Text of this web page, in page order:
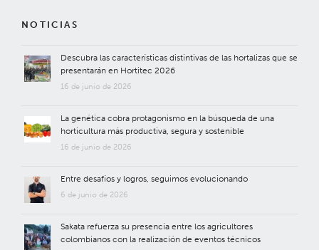
NOTICIAS
Descubra las características distintivas de las hortalizas que se
presentarán en Hortitec 2026
16 de junio de 2026
La genética cobra protagonismo en la búsqueda de una
horticultura más productiva, segura y sostenible
16 de junio de 2026
Entre desafíos y logros, seguimos evolucionando
6 de junio de 2026
Sakata refuerza su presencia entre los agricultores
colombianos con la realización de eventos técnicos